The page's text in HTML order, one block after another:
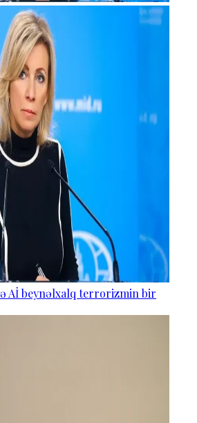
Aİ beynəlxalq terrorizmin bir